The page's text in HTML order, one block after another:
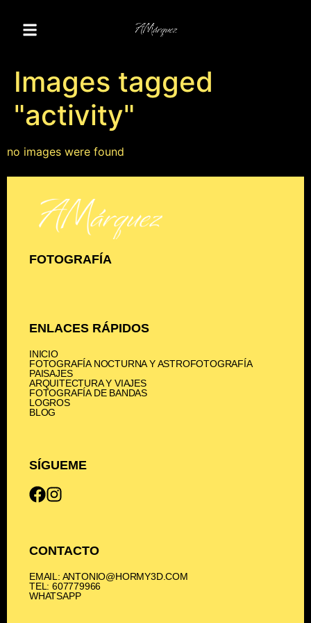
Images tagged
"activity"
no images were found
FOTOGRAFÍA
ENLACES RÁPIDOS
INICIO
FOTOGRAFÍA NOCTURNA Y ASTROFOTOGRAFÍA
PAISAJES
ARQUITECTURA Y VIAJES
FOTOGRAFÍA DE BANDAS
LOGROS
BLOG
SÍGUEME
CONTACTO
EMAIL: ANTONIO@HORMY3D.COM
TEL: 607779966
WHATSAPP